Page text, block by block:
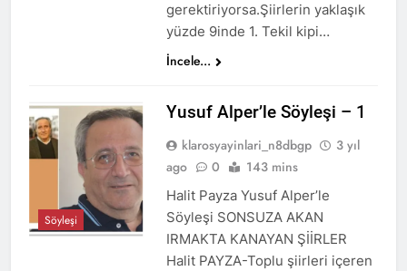
gerektiriyorsa.Şiirlerin yaklaşık
yüzde 9inde 1. Tekil kipi…
İncele...
Söyleşi
Yusuf Alper’le Söyleşi – 1
klarosyayinlari_n8dbgp
3 yıl
ago
0 143 mins
Halit Payza Yusuf Alper’le
Söyleşi SONSUZA AKAN
IRMAKTA KANAYAN ŞİİRLER
Halit PAYZA-Toplu şiirleri içeren